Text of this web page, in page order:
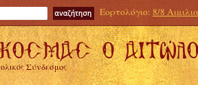
Εορτολόγιο: 8/8
Σύνδεσμος